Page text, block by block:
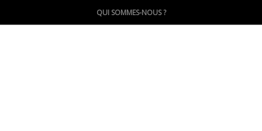
QUI SOMMES-NOUS ?